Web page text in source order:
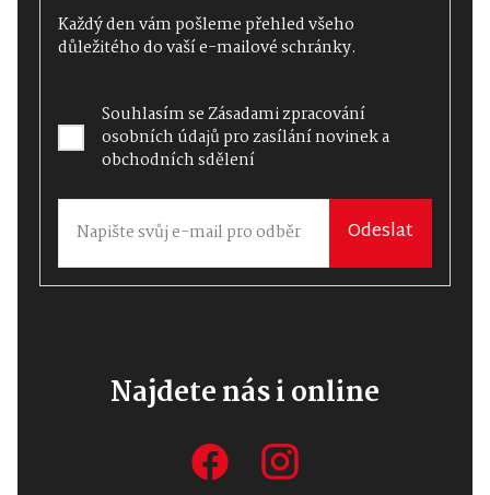
Každý den vám pošleme přehled všeho
důležitého do vaší e-mailové schránky.
Souhlasím seZásadami zpracování
osobních údajůpro zasílání novinek a
obchodních sdělení
Odeslat
Najdete nás i online